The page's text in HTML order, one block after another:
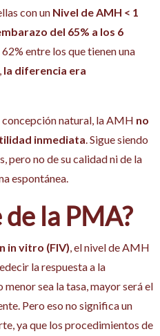
con un Nivel de AMH < 1
del 65% a los 6
entre los que tienen una
la diferencia era
concepción natural, la AMH no
inmediata . Sigue siendo
pero no de su calidad ni de la
espontánea.
de la PMA?
in vitro (FIV) , el nivel de AMH
la respuesta a la
sea la tasa, mayor será el
Pero eso no significa un
ya que los procedimientos de